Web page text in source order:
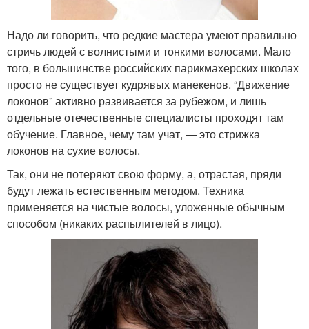
Надо ли говорить, что редкие мастера умеют правильно
стричь людей с волнистыми и тонкими волосами. Мало
того, в большинстве российских парикмахерских школах
просто не существует кудрявых манекенов. “Движение
локонов” активно развивается за рубежом, и лишь
отдельные отечественные специалисты проходят там
обучение. Главное, чему там учат, — это стрижка
локонов на сухие волосы.
Так, они не потеряют свою форму, а, отрастая, пряди
будут лежать естественным методом. Техника
применяется на чистые волосы, уложенные обычным
способом (никаких распылителей в лицо).